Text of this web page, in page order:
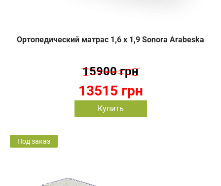
Ортопедический матрас 1,6 х 1,9 Sonora Arabeska
13515 грн
15900 грн
Купить
Под заказ